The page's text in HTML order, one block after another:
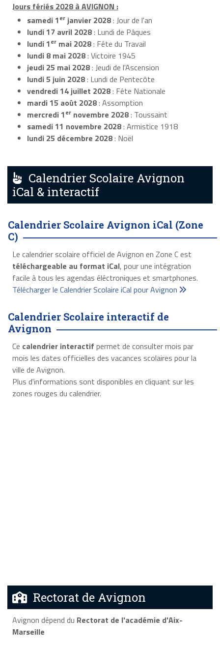
Jours fériés 2028 à AVIGNON :
samedi 1er janvier 2028: Jour de l'an
lundi 17 avril 2028: Lundi de Pâques
lundi 1er mai 2028: Fête du Travail
lundi 8 mai 2028: Victoire 1945
jeudi 25 mai 2028: Jeudi de l'Ascension
lundi 5 juin 2028: Lundi de Pentecôte
vendredi 14 juillet 2028: Fête Nationale
mardi 15 août 2028: Assomption
mercredi 1er novembre 2028: Toussaint
samedi 11 novembre 2028: Armistice 1918
lundi 25 décembre 2028: Noël
Calendrier Scolaire Avignon
iCal & interactif
Calendrier Scolaire Avignon iCal (Zone
C)
Le calendrier scolaire officiel de Avignon en Zone C est
téléchargeable au format iCal, pour une intégration
facile à tous les agendas éléctroniques et smartphones.
Télécharger le Calendrier Scolaire iCal pour Avignon
Calendrier Scolaire interactif de
Avignon
Ce calendrier interactif permet de consulter mois par
mois les dates officielles des vacances scolaires pour la
ville de Avignon.
Plus d'informations sont disponibles en cliquant sur les
zones rouges du calendrier.
Rectorat de Avignon
Avignon dépend du Rectorat de l'académie d'Aix-
Marseille